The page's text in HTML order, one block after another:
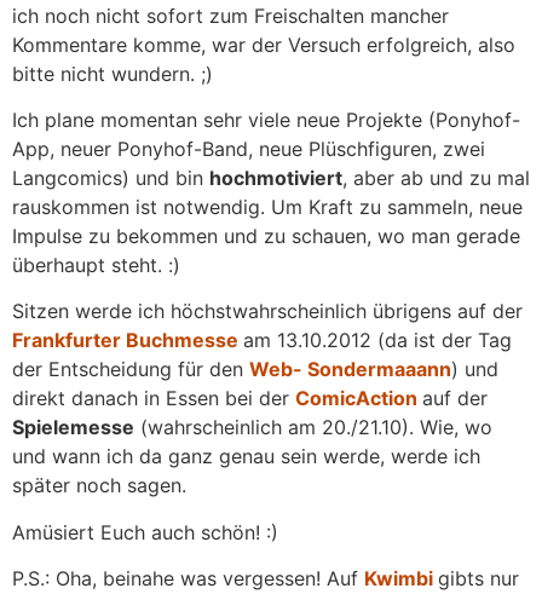
ich noch nicht sofort zum Freischalten mancher
Kommentare komme, war der Versuch erfolgreich, also
bitte nicht wundern. ;)
Ich plane momentan sehr viele neue Projekte (Ponyhof-
App, neuer Ponyhof-Band, neue Plüschfiguren, zwei
Langcomics) und bin hochmotiviert, aber ab und zu mal
rauskommen ist notwendig. Um Kraft zu sammeln, neue
Impulse zu bekommen und zu schauen, wo man gerade
überhaupt steht. :)
Sitzen werde ich höchstwahrscheinlich übrigens auf der
Frankfurter Buchmesse am 13.10.2012 (da ist der Tag
der Entscheidung für den Web- Sondermaaann) und
direkt danach in Essen bei der ComicAction auf der
Spielemesse (wahrscheinlich am 20./21.10). Wie, wo
und wann ich da ganz genau sein werde, werde ich
später noch sagen.
Amüsiert Euch auch schön! :)
P.S.: Oha, beinahe was vergessen! Auf Kwimbi gibts nur